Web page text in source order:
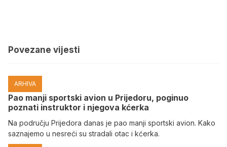
Povezane vijesti
ARHIVA
Pao manji sportski avion u Prijedoru, poginuo
poznati instruktor i njegova kćerka
Na području Prijedora danas je pao manji sportski avion. Kako
saznajemo u nesreći su stradali otac i kćerka.